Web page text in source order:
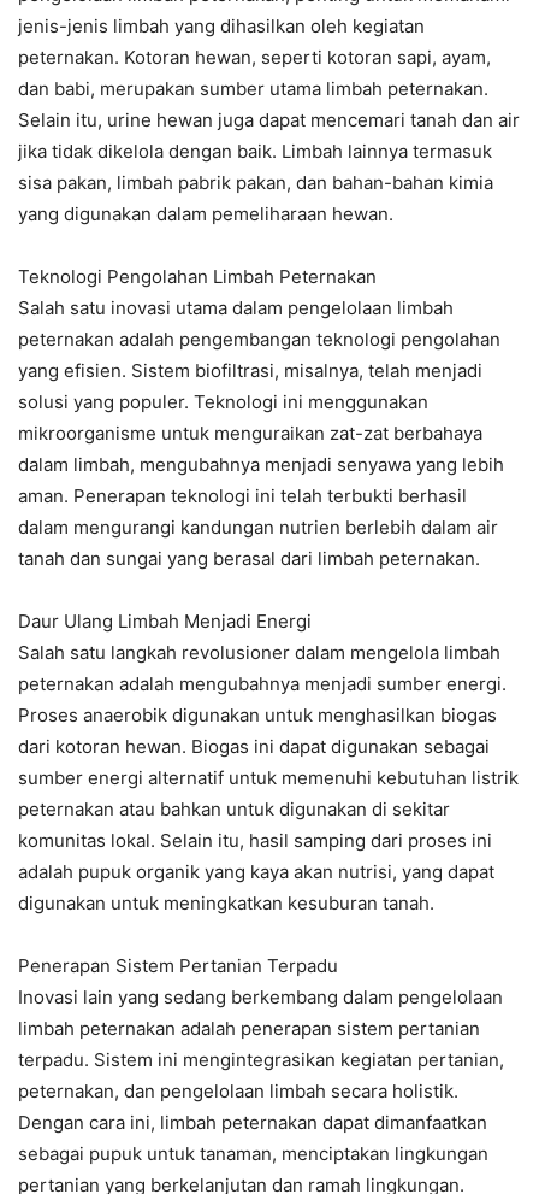
jenis-jenis limbah yang dihasilkan oleh kegiatan
peternakan. Kotoran hewan, seperti kotoran sapi, ayam,
dan babi, merupakan sumber utama limbah peternakan.
Selain itu, urine hewan juga dapat mencemari tanah dan air
jika tidak dikelola dengan baik. Limbah lainnya termasuk
sisa pakan, limbah pabrik pakan, dan bahan-bahan kimia
yang digunakan dalam pemeliharaan hewan.
Teknologi Pengolahan Limbah Peternakan
Salah satu inovasi utama dalam pengelolaan limbah
peternakan adalah pengembangan teknologi pengolahan
yang efisien. Sistem biofiltrasi, misalnya, telah menjadi
solusi yang populer. Teknologi ini menggunakan
mikroorganisme untuk menguraikan zat-zat berbahaya
dalam limbah, mengubahnya menjadi senyawa yang lebih
aman. Penerapan teknologi ini telah terbukti berhasil
dalam mengurangi kandungan nutrien berlebih dalam air
tanah dan sungai yang berasal dari limbah peternakan.
Daur Ulang Limbah Menjadi Energi
Salah satu langkah revolusioner dalam mengelola limbah
peternakan adalah mengubahnya menjadi sumber energi.
Proses anaerobik digunakan untuk menghasilkan biogas
dari kotoran hewan. Biogas ini dapat digunakan sebagai
sumber energi alternatif untuk memenuhi kebutuhan listrik
peternakan atau bahkan untuk digunakan di sekitar
komunitas lokal. Selain itu, hasil samping dari proses ini
adalah pupuk organik yang kaya akan nutrisi, yang dapat
digunakan untuk meningkatkan kesuburan tanah.
Penerapan Sistem Pertanian Terpadu
Inovasi lain yang sedang berkembang dalam pengelolaan
limbah peternakan adalah penerapan sistem pertanian
terpadu. Sistem ini mengintegrasikan kegiatan pertanian,
peternakan, dan pengelolaan limbah secara holistik.
Dengan cara ini, limbah peternakan dapat dimanfaatkan
sebagai pupuk untuk tanaman, menciptakan lingkungan
pertanian yang berkelanjutan dan ramah lingkungan.